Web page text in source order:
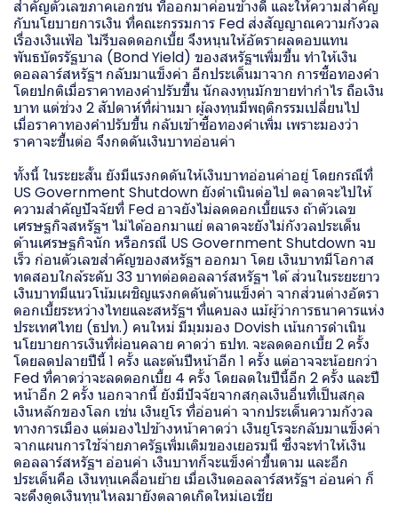
สำคัญตัวเลขภาคเอกชน ที่ออกมาค่อนข้างดี และให้ความสำคัญ
กับนโยบายการเงิน ที่คณะกรรมการ Fed ส่งสัญญาณความกังวล
เรื่องเงินเฟ้อ ไม่รีบลดดอกเบี้ย จึงหนุนให้อัตราผลตอบแทน
พันธบัตรรัฐบาล (Bond Yield) ของสหรัฐฯเพิ่มขึ้น ทำให้เงิน
ดอลลาร์สหรัฐฯ กลับมาแข็งค่า อีกประเด็นมาจาก การซื้อทองคำ
โดยปกติเมื่อราคาทองคำปรับขึ้น นักลงทุนมักขายทำกำไร ถือเงิน
บาท แต่ช่วง 2 สัปดาห์ที่ผ่านมา ผู้ลงทุนมีพฤติกรรมเปลี่ยนไป
เมื่อราคาทองคำปรับขึ้น กลับเข้าซื้อทองคำเพิ่ม เพราะมองว่า
ราคาจะขึ้นต่อ จึงกดดันเงินบาทอ่อนค่า
ทั้งนี้ ในระยะสั้น ยังมีแรงกดดันให้เงินบาทอ่อนค่าอยู่ โดยกรณีที่
US Government Shutdown ยังดำเนินต่อไป ตลาดจะไปให้
ความสำคัญปัจจัยที่ Fed อาจยังไม่ลดดอกเบี้ยแรง ถ้าตัวเลข
เศรษฐกิจสหรัฐฯ ไม่ได้ออกมาแย่ ตลาดจะยังไม่กังวลประเด็น
ด้านเศรษฐกิจนัก หรือกรณี US Government Shutdown จบ
เร็ว ก่อนตัวเลขสำคัญของสหรัฐฯ ออกมา โดย เงินบาทมีโอกาส
ทดสอบใกล้ระดับ 33 บาทต่อดอลลาร์สหรัฐฯ ได้ ส่วนในระยะยาว
เงินบาทมีแนวโน้มเผชิญแรงกดดันด้านแข็งค่า จากส่วนต่างอัตรา
ดอกเบี้ยระหว่างไทยและสหรัฐฯ ที่แคบลง แม้ผู้ว่าการธนาคารแห่ง
ประเทศไทย (ธปท.) คนใหม่ มีมุมมอง Dovish เน้นการดำเนิน
นโยบายการเงินที่ผ่อนคลาย คาดว่า ธปท. จะลดดอกเบี้ย 2 ครั้ง
โดยลดปลายปีนี้ 1 ครั้ง และต้นปีหน้าอีก 1 ครั้ง แต่อาจจะน้อยกว่า
Fed ที่คาดว่าจะลดดอกเบี้ย 4 ครั้ง โดยลดในปีนี้อีก 2 ครั้ง และปี
หน้าอีก 2 ครั้ง นอกจากนี้ ยังมีปัจจัยจากสกุลเงินอื่นที่เป็นสกุล
เงินหลักของโลก เช่น เงินยูโร ที่อ่อนค่า จากประเด็นความกังวล
ทางการเมือง แต่มองไปข้างหน้าคาดว่า เงินยูโรจะกลับมาแข็งค่า
จากแผนการใช้จ่ายภาครัฐเพิ่มเติมของเยอรมนี ซึ่งจะทำให้เงิน
ดอลลาร์สหรัฐฯ อ่อนค่า เงินบาทก็จะแข็งค่าขึ้นตาม และอีก
ประเด็นคือ เงินทุนเคลื่อนย้าย เมื่อเงินดอลลาร์สหรัฐฯ อ่อนค่า ก็
จะดึงดูดเงินทุนไหลมายังตลาดเกิดใหม่เอเชีย